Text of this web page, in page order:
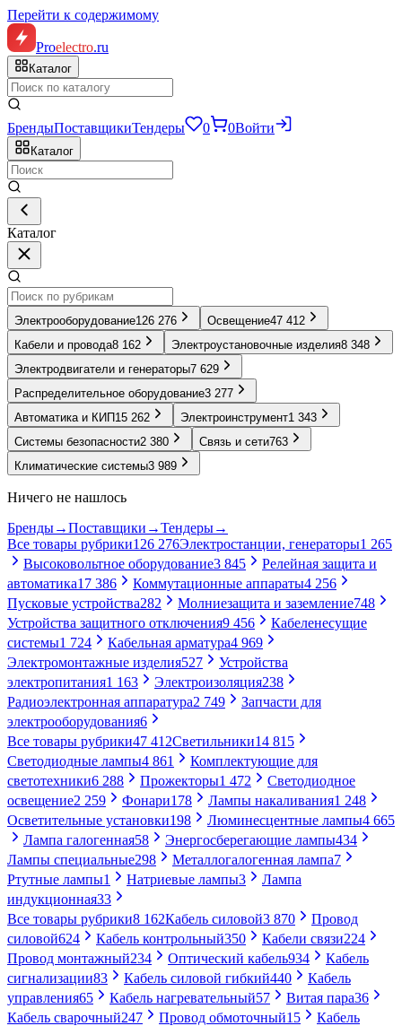
Перейти к содержимому
Proelectro.ru
Каталог
БрендыПоставщикиТендеры 0 0Войти
Каталог
Каталог
Электрооборудование126 276 Освещение47 412
Кабели и провода8 162 Электроустановочные изделия8 348
Электродвигатели и генераторы7 629
Распределительное оборудование3 277
Автоматика и КИП 15 262 Электроинструмент1 343
Системы безопасности2 380 Связь и сети763
Климатические системы3 989
Ничего не нашлось
Бренды→Поставщики →Тендеры→
Все товары рубрики126 276Электростанции, генераторы1 265
Высоковольтное оборудование3 845
Релейная защита и
автоматика17 386 Коммутационные аппараты4 256
Пусковые устройства282 Молниезащита и заземление748
Устройства защитного отключения9 456
Кабеленесущие
системы1 724 Кабельная арматура4 969
Электромонтажные изделия527
Устройства
электропитания1 163 Электроизоляция238
Радиоэлектронная аппаратура2 749
Запчасти для
электрооборудования6
Все товары рубрики47 412Светильники14 815
Светодиодные лампы4 861
Комплектующие для
светотехники6 288 Прожекторы1 472
Светодиодное
освещение2 259 Фонари178 Лампы накаливания1 248
Осветительные установки198 Люминесцентные лампы4 665
Лампа галогенная58 Энергосберегающие лампы434
Лампы специальные298 Металлогалогенная лампа7
Ртутные лампы1 Натриевые лампы3
Лампа
индукционная33
Все товары рубрики8 162Кабель силовой3 870
Провод
силовой624 Кабель контрольный350 Кабели связи224
Провод монтажный234 Оптический кабель934
Кабель
сигнализации83 Кабель силовой гибкий440
Кабель
управления65 Кабель нагревательный57 Витая пара36
Кабель сварочный247 Провод обмоточный15
Кабель